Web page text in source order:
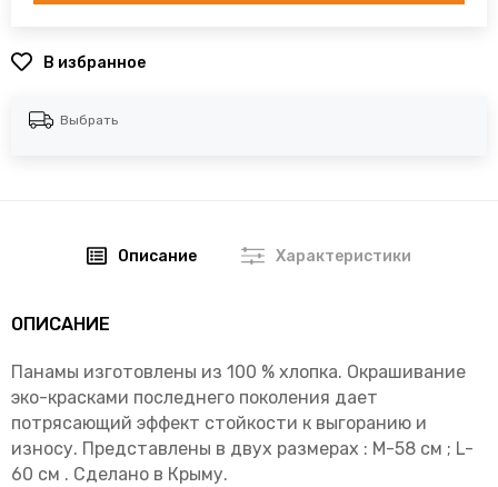
В избранное
Выбрать
Описание Характеристики
ОПИСАНИЕ
Панамы изготовлены из 100 % хлопка. Окрашивание
эко-красками последнего поколения дает
потрясающий эффект стойкости к выгоранию и
износу. Представлены в двух размерах : М-58 см ; L-
60 cм . Сделано в Крыму.